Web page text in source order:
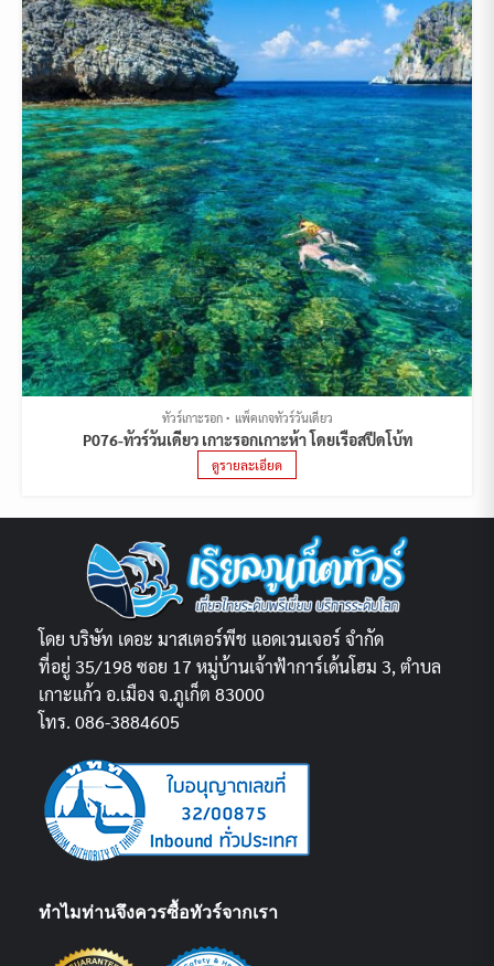
ทัวร์เกาะรอก แพ็คเกจทัวร์วันเดียว
P076-ทัวร์วันเดียว เกาะรอกเกาะห้า โดยเรือสปีดโบ้ท
ดูรายละเอียด
โดย บริษัท เดอะ มาสเตอร์พีช แอดเวนเจอร์ จำกัด
ที่อยู่ 35/198 ซอย 17 หมู่บ้านเจ้าฟ้าการ์เด้นโฮม 3, ตำบล
เกาะแก้ว อ.เมือง จ.ภูเก็ต 83000
โทร. 086-3884605
ทำไมท่านจึงควรซื้อทัวร์จากเรา